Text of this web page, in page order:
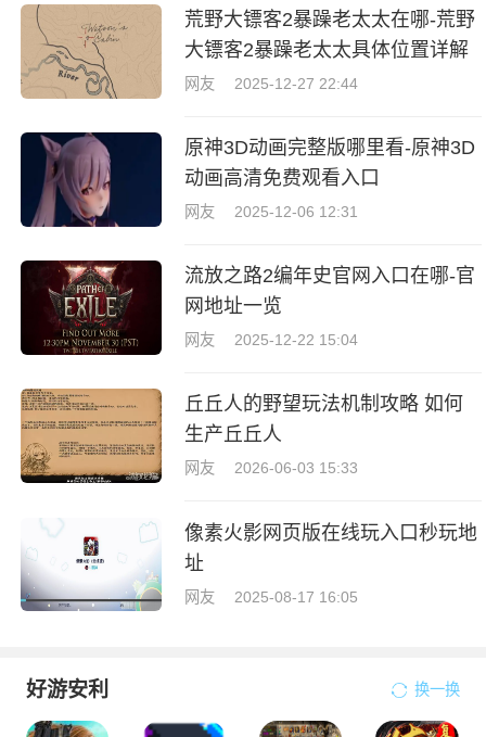
荒野大镖客2暴躁老太太在哪-荒野
大镖客2暴躁老太太具体位置详解
网友 2025-12-27 22:44
原神3D动画完整版哪里看-原神3D
动画高清免费观看入口
网友 2025-12-06 12:31
流放之路2编年史官网入口在哪-官
网地址一览
网友 2025-12-22 15:04
丘丘人的野望玩法机制攻略 如何
生产丘丘人
网友 2026-06-03 15:33
像素火影网页版在线玩入口秒玩地
址
网友 2025-08-17 16:05
好游安利 换一换